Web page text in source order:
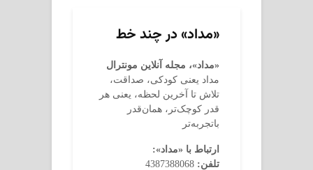
«مداد» در چند خط
«مداد»، مجله آنلاین مونترال
مداد یعنی کودکی، صداقت،
تلاش تا آخرین لحظه، یعنی هر
قدر کوچک‌تر، همان‌قدر
باتجربه‌تر
ارتباط با «مداد»:
تلفن: